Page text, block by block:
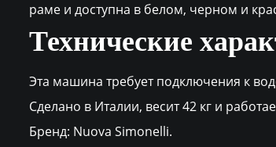
раме и доступна в белом, черном и
Технические
Эта машина требует подключения к
Сделано в Италии, весит 42 кг и
Бренд: Nuova Simonelli.